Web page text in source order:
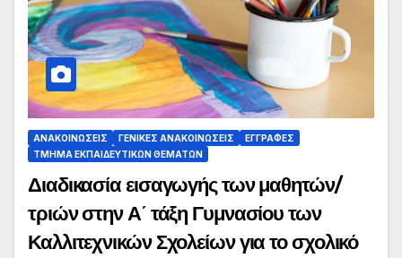
ΑΝΑΚΟΙΝΏΣΕΙΣ ΓΕΝΙΚΈΣ ΑΝΑΚΟΙΝΏΣΕΙΣ
ΕΓΓΡΑΦΈΣ
ΤΜΉΜΑ ΕΚΠΑΙΔΕΥΤΙΚΏΝ ΘΕΜΆΤΩΝ
Διαδικασία εισαγωγής των μαθητών/
τριών στην Α΄ τάξη Γυμνασίου των
Καλλιτεχνικών Σχολείων για το σχολικό